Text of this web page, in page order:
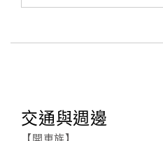
廠
交通與週邊